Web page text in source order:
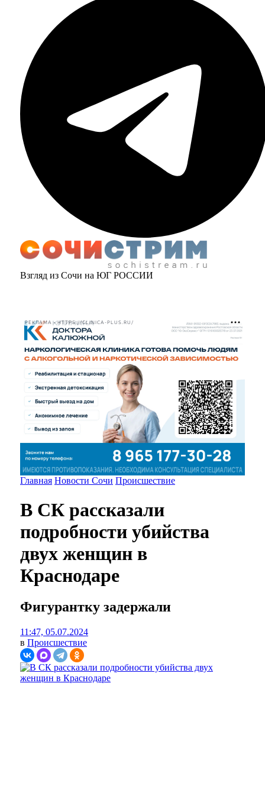
Взгляд из Сочи на ЮГ РОССИИ
РЕКЛАМА • HTTPS://CLINICA-PLUS.RU/
Главная Новости Сочи Происшествие
В СК рассказали
подробности убийства
двух женщин в
Краснодаре
Фигурантку задержали
11:47, 05.07.2024
в Происшествие